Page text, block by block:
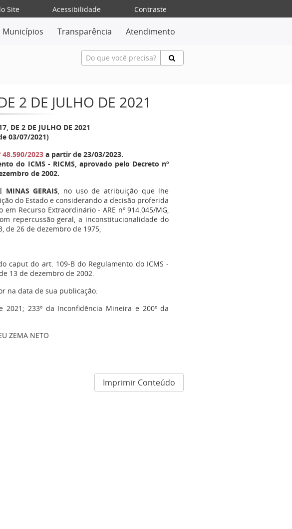
Site Acessibilidade
Contraste
Municípios Transparência Atendimento
2 DE JULHO DE 2021
DE 2 DE JULHO DE 2021
03/07/2021)
48.590/2023 a partir de 23/03/2023.
do ICMS - RICMS, aprovado pelo Decreto nº
de 2002.
MINAS GERAIS, no uso de atribuição que lhe
do Estado e considerando a decisão proferida
Recurso Extraordinário - ARE nº 914.045/MG,
repercussão geral, a inconstitucionalidade do
de 26 de dezembro de 1975,
caput do art. 109-B do Regulamento do ICMS -
13 de dezembro de 2002.
na data de sua publicação.
233º da Inconfidência Mineira e 200º da
ZEMA NETO
Imprimir Conteúdo